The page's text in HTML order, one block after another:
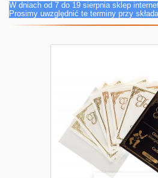
W dniach od 7 do 19 sierpnia sklep
Prosimy uwzględnić te terminy przy